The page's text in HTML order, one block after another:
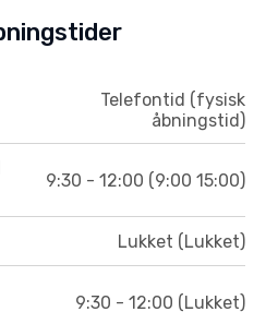
Telefontid (fysisk
åbningstid)
9:30 - 12:00 (9:00 15:00)
Lukket (Lukket)
9:30 - 12:00 (Lukket)